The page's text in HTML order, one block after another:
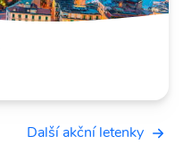
Další akční letenky